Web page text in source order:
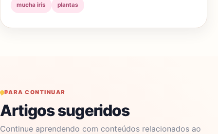
mucha iris plantas
PARA CONTINUAR
Artigos sugeridos
Continue aprendendo com conteúdos relacionados ao